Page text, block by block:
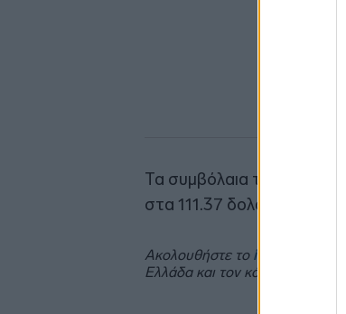
Τα συμβόλαια του
στα 111.37 δολάρια ανά
Ακολουθήστε το insider.gr στο
Ελλάδα και τον κόσμο.